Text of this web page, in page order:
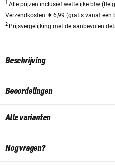
1 Alle prijzen inclusief wettelijke btw
Verzendkosten: € 6,99 (gratis vanaf een
2 Prijsvergelijking met de aanbevolen
Beschrijving
Beoordelingen
Alle varianten
Nog vragen?